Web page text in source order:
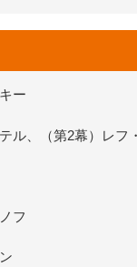
ー
ル、（第2幕）レ
フ